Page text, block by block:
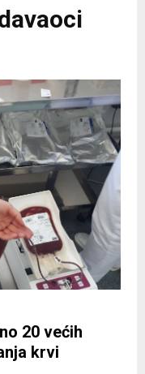
20 većih
krvi